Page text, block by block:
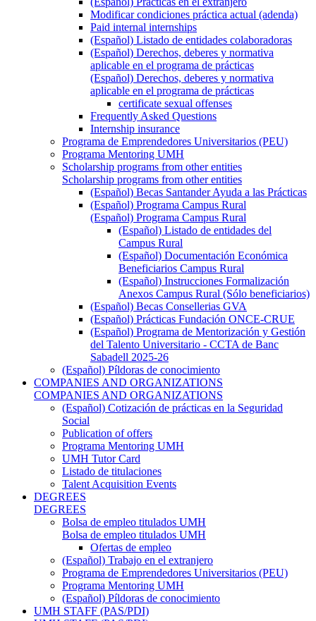
Modificar condiciones práctica actual (adenda)
Paid internal internships
(Español) Listado de entidades colaboradoras
(Español) Derechos, deberes y normativa
aplicable en el programa de prácticas
(Español) Derechos, deberes y normativa
aplicable en el programa de prácticas
certificate sexual offenses
Frequently Asked Questions
Internship insurance
Programa de Emprendedores Universitarios (PEU)
Programa Mentoring UMH
Scholarship programs from other entities
Scholarship programs from other entities
(Español) Becas Santander Ayuda a las Prácticas
(Español) Programa Campus Rural
(Español) Programa Campus Rural
(Español) Listado de entidades del
Campus Rural
(Español) Documentación Económica
Beneficiarios Campus Rural
(Español) Instrucciones Formalización
Anexos Campus Rural (Sólo beneficiarios)
(Español) Becas Consellerias GVA
(Español) Prácticas Fundación ONCE-CRUE
(Español) Programa de Mentorización y Gestión
del Talento Universitario - CCTA de Banc
Sabadell 2025-26
(Español) Píldoras de conocimiento
COMPANIES AND ORGANIZATIONS
COMPANIES AND ORGANIZATIONS
(Español) Cotización de prácticas en la Seguridad
Social
Publication of offers
Programa Mentoring UMH
UMH Tutor Card
Listado de titulaciones
Talent Acquisition Events
DEGREES
DEGREES
Bolsa de empleo titulados UMH
Bolsa de empleo titulados UMH
Ofertas de empleo
(Español) Trabajo en el extranjero
Programa de Emprendedores Universitarios (PEU)
Programa Mentoring UMH
(Español) Píldoras de conocimiento
UMH STAFF (PAS/PDI)